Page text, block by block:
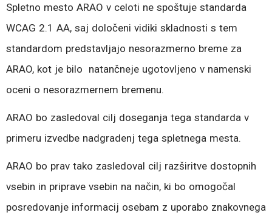
Spletno mesto ARAO v celoti ne spoštuje standarda
WCAG 2.1 AA, saj določeni vidiki skladnosti s tem
standardom predstavljajo nesorazmerno breme za
ARAO, kot je bilo natančneje ugotovljeno v namenski
oceni o nesorazmernem bremenu.
ARAO bo zasledoval cilj doseganja tega standarda v
primeru izvedbe nadgradenj tega spletnega mesta.
ARAO bo prav tako zasledoval cilj razširitve dostopnih
vsebin in priprave vsebin na način, ki bo omogočal
posredovanje informacij osebam z uporabo znakovnega